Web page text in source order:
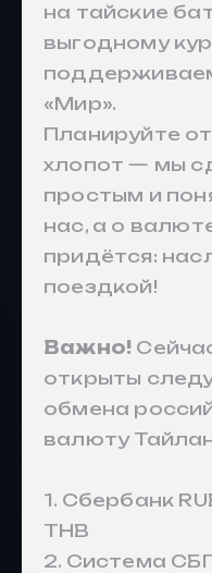
на тайские
выгодному
«Мир».
Планируйте
хлопот — мы
простым и
нас, а о
придётся:
поездкой!
Важно!
открыты
обмена
валюту
1. Сбербанк
THB
2. Система